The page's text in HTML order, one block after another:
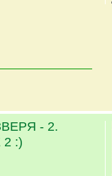
- 2.
:)